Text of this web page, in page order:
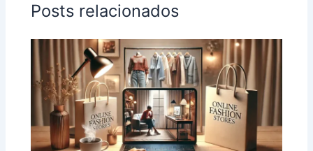
Posts relacionados